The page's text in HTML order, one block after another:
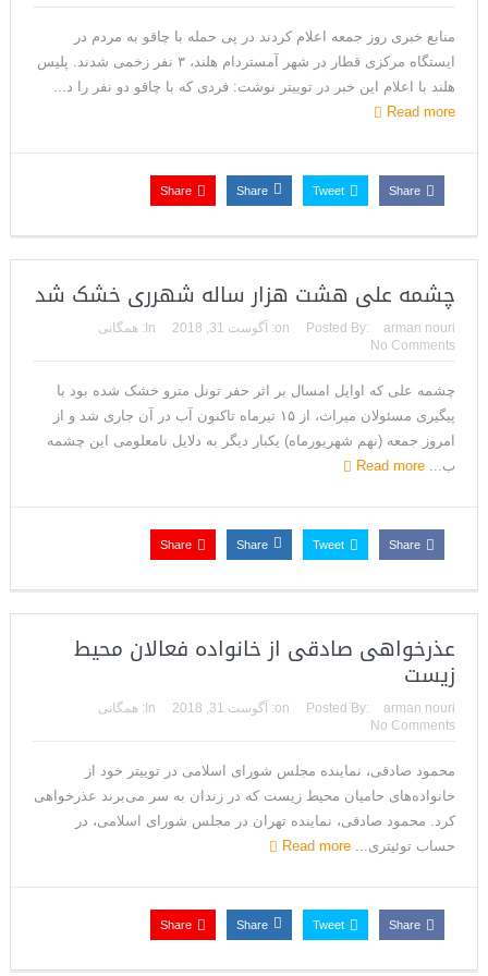
منابع خبری روز جمعه اعلام کردند در پی حمله با چاقو به مردم در
ایستگاه مرکزی قطار در شهر آمستردام هلند، ۳ نفر زخمی شدند. پلیس
هلند با اعلام این خبر در توییتر نوشت: فردی که با چاقو دو نفر را د...
Read more
Share
Tweet
Share
Share
چشمه علی هشت هزار ساله شهرری خشک شد
Posted By: arman nouri
on: آگوست 31, 2018 In:
همگانی
No Comments
چشمه علی که اوایل امسال بر اثر حفر تونل مترو خشک شده بود با
پیگیری مسئولان میراث، از ۱۵ تیرماه تاکنون آب در آن جاری شد و از
امروز جمعه (نهم شهریورماه) یکبار دیگر به دلایل نامعلومی این چشمه
ب... Read more
Share
Tweet
Share
Share
عذرخواهی صادقی از خانواده فعالان محیط
زیست
Posted By: arman nouri
on: آگوست 31, 2018 In:
همگانی
No Comments
محمود صادقی، نماینده مجلس شورای اسلامی در توییتر خود از
خانواده‌های حامیان محیط زیست که در زندان به سر می‌برند عذرخواهی
کرد. محمود صادقی، نماینده تهران در مجلس شورای اسلامی، در
حساب توئیتری... Read more
Share
Tweet
Share
Share